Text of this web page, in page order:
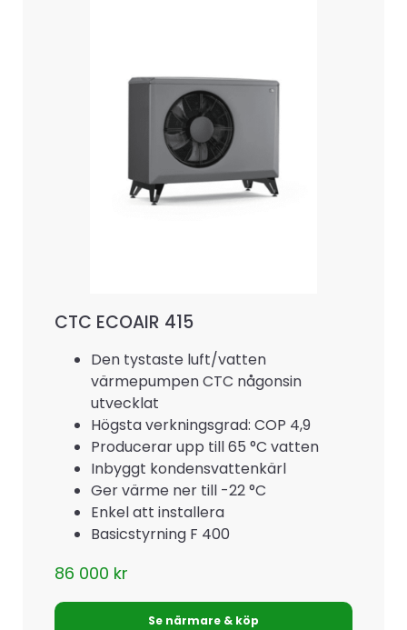
CTC ECOAIR 415
Den tystaste luft/vatten
värmepumpen CTC någonsin
utvecklat
Högsta verkningsgrad: COP 4,9
Producerar upp till 65 °C vatten
Inbyggt kondensvattenkärl
Ger värme ner till -22 °C
Enkel att installera
Basicstyrning F 400
86 000 kr
Se närmare & köp